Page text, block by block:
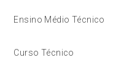
Ensino Médio Técnico
Curso Técnico